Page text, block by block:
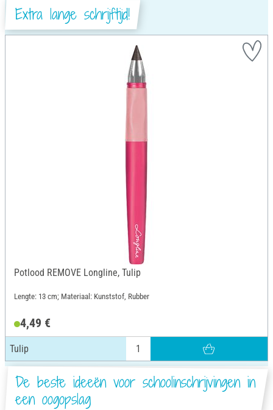
Extra lange schrijftijd!
Potlood REMOVE Longline, Tulip
Lengte: 13 cm; Materiaal: Kunststof, Rubber
4,49 €
Tulip
De beste ideeën voor schoolinschrijvingen in
een oogopslag